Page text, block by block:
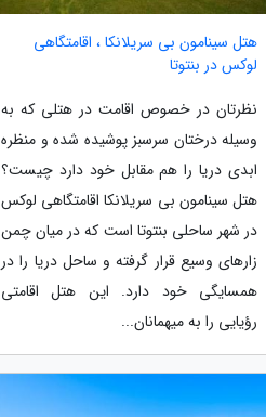
هتل سینامون بی سریلانکا ، اقامتگاهی
لوکس در بنتوتا
نظرتان در خصوص اقامت در هتلی که به
وسیله درختان سرسبز پوشیده شده و منظره
ابدی دریا را هم مقابل خود دارد چیست؟
هتل سینامون بی سریلانکا اقامتگاهی لوکس
در شهر ساحلی بنتوتا است که در میان چمن
زارهای وسیع قرار گرفته و ساحل دریا را در
همسایگی خود دارد. این هتل اقامتی
رؤیایی را به میهمانان...